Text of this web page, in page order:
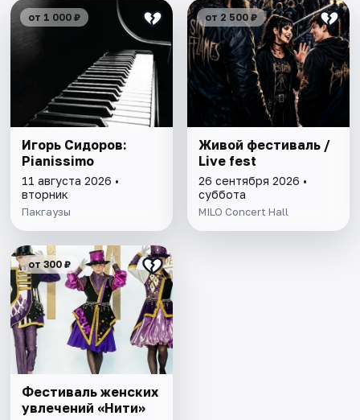
от 1 000 ₽
Игорь Сидоров:
Pianissimo
11 августа 2026 •
вторник
Пакгаузы
от 2 500 ₽
Живой фестиваль /
Live fest
26 сентября 2026 •
суббота
MILO Concert Hall
от 300 ₽
Фестиваль женских
увлечений «Нити»